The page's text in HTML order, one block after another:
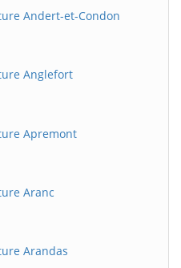
Andert-et-Condon
Anglefort
Apremont
Aranc
Arandas